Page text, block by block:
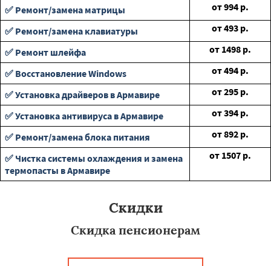
✅ Ремонт/замена матрицы
от994 р.
✅ Ремонт/замена клавиатуры
от493 р.
✅ Ремонт шлейфа
от 1498 р.
✅ Восстановление Windows
от494 р.
✅ Установка драйверов в Армавире
от295 р.
✅ Установка антивируса в Армавире
от394 р.
✅ Ремонт/замена блока питания
от892 р.
✅ Чистка системы охлаждения и замена
термопасты в Армавире
от 1507 р.
Скидки
Скидка пенсионерам